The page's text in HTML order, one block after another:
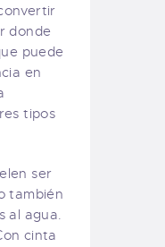
donde
puede
en
tipos
ser
también
al agua.
cinta